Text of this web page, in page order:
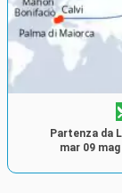
Partenza da
mar 09 mag